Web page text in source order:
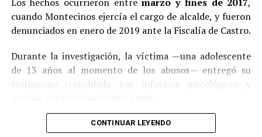
cuando Montecinos ejercía el cargo de alcalde, y fueron
denunciados en enero de 2019 ante la Fiscalía de Castro.
Durante la investigación, la víctima —una adolescente
de 13 años al momento de los abusos— entregó su
testimonio respaldado por informes psicológicos y
Ante la contundencia de los antecedentes, el imputado
aceptó los cargosen un procedimiento abreviado,
CONTINUAR LEYENDO